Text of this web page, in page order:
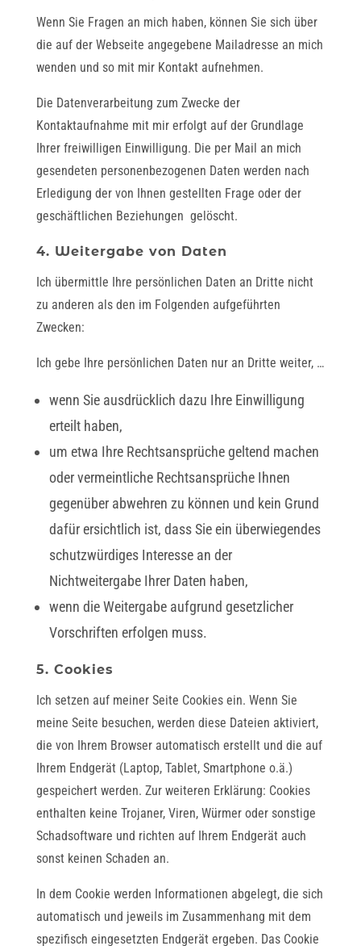
Wenn Sie Fragen an mich haben, können Sie sich über
die auf der Webseite angegebene Mailadresse an mich
wenden und so mit mir Kontakt aufnehmen.
Die Datenverarbeitung zum Zwecke der
Kontaktaufnahme mit mir erfolgt auf der Grundlage
Ihrer freiwilligen Einwilligung. Die per Mail an mich
gesendeten personenbezogenen Daten werden nach
Erledigung der von Ihnen gestellten Frage oder der
geschäftlichen Beziehungen gelöscht.
4. Weitergabe von Daten
Ich übermittle Ihre persönlichen Daten an Dritte nicht
zu anderen als den im Folgenden aufgeführten
Zwecken:
Ich gebe Ihre persönlichen Daten nur an Dritte weiter, …
wenn Sie ausdrücklich dazu Ihre Einwilligung
erteilt haben,
um etwa Ihre Rechtsansprüche geltend machen
oder vermeintliche Rechtsansprüche Ihnen
gegenüber abwehren zu können und kein Grund
dafür ersichtlich ist, dass Sie ein überwiegendes
schutzwürdiges Interesse an der
Nichtweitergabe Ihrer Daten haben,
wenn die Weitergabe aufgrund gesetzlicher
Vorschriften erfolgen muss.
5. Cookies
Ich setzen auf meiner Seite Cookies ein. Wenn Sie
meine Seite besuchen, werden diese Dateien aktiviert,
die von Ihrem Browser automatisch erstellt und die auf
Ihrem Endgerät (Laptop, Tablet, Smartphone o.ä.)
gespeichert werden. Zur weiteren Erklärung: Cookies
enthalten keine Trojaner, Viren, Würmer oder sonstige
Schadsoftware und richten auf Ihrem Endgerät auch
sonst keinen Schaden an.
In dem Cookie werden Informationen abgelegt, die sich
automatisch und jeweils im Zusammenhang mit dem
spezifisch eingesetzten Endgerät ergeben. Das Cookie